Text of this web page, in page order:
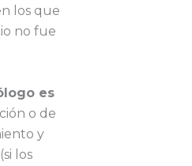
los que
no fue
es
o de
y
los